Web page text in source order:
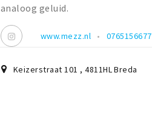
analoog geluid.
www.mezz.nl 0765156677
Keizerstraat 101 ,4811HLBreda